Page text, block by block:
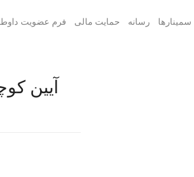
سمینارها رسانه حمایت مالی فرم عضویت
آیین